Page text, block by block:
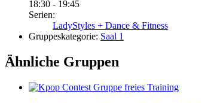
18:30 - 19:45
Serien:
LadyStyles + Dance & Fitness
Gruppeskategorie: Saal 1
Ähnliche Gruppen